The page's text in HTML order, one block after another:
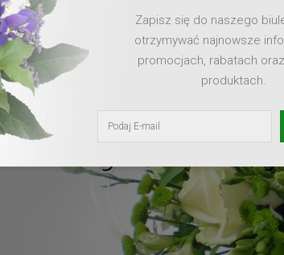
Zapisz się do naszego
otrzymywać najnowsze
promocjach, rabatach
produktach.